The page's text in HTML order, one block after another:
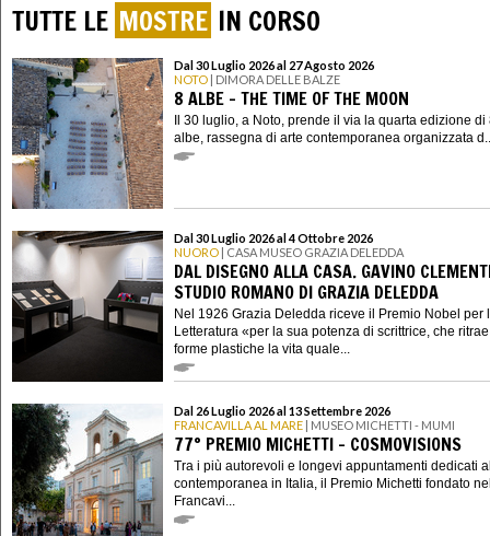
TUTTE LE MOSTRE IN CORSO
Dal 30 Luglio 2026 al 27 Agosto 2026
NOTO | DIMORA DELLE BALZE
8 ALBE - THE TIME OF THE MOON
Il 30 luglio, a Noto, prende il via la quarta edizione di
albe, rassegna di arte contemporanea organizzata
Dal 30 Luglio 2026 al 4 Ottobre 2026
NUORO | CASA MUSEO GRAZIA DELEDDA
DAL DISEGNO ALLA CASA. GAVINO
STUDIO ROMANO DI GRAZIA DELEDDA
Nel 1926 Grazia Deledda riceve il Premio Nobel per
Letteratura «per la sua potenza di scrittrice, che
forme plastiche la vita quale...
Dal 26 Luglio 2026 al 13 Settembre 2026
FRANCAVILLA AL MARE | MUSEO MICHETTI - MUMI
77° PREMIO MICHETTI - COSMOVISIONS
Tra i più autorevoli e longevi appuntamenti dedicati
contemporanea in Italia, il Premio Michetti fondato
Francavi...